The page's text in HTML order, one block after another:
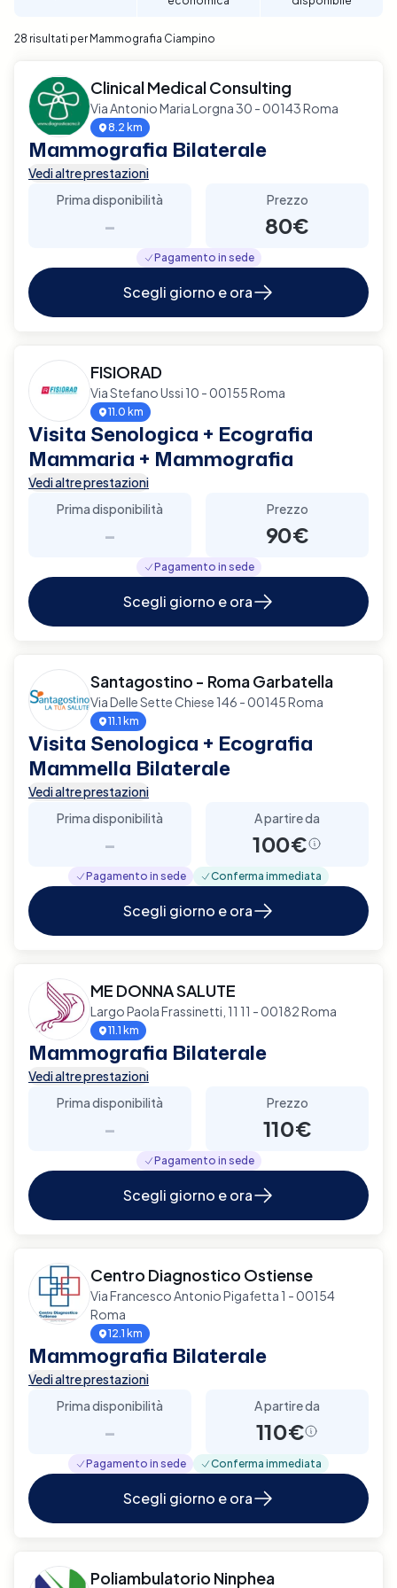
28 risultati per Mammografia Ciampino
Clinical Medical Consulting
Via Antonio Maria Lorgna 30 - 00143 Roma
8.2 km
Mammografia Bilaterale
Vedi altre prestazioni
Prima disponibilità
-
Prezzo
80€
Pagamento in sede
Scegli giorno e ora
FISIORAD
Via Stefano Ussi 10 - 00155 Roma
11.0 km
Visita Senologica + Ecografia
Mammaria + Mammografia
Vedi altre prestazioni
Prima disponibilità
-
Prezzo
90€
Pagamento in sede
Scegli giorno e ora
Santagostino - Roma Garbatella
Via Delle Sette Chiese 146 - 00145 Roma
11.1 km
Visita Senologica + Ecografia
Mammella Bilaterale
Vedi altre prestazioni
Prima disponibilità
-
A partire da
100€
Pagamento in sede Conferma immediata
Scegli giorno e ora
ME DONNA SALUTE
Largo Paola Frassinetti, 11 11 - 00182 Roma
11.1 km
Mammografia Bilaterale
Vedi altre prestazioni
Prima disponibilità
-
Prezzo
110€
Pagamento in sede
Scegli giorno e ora
Centro Diagnostico Ostiense
Via Francesco Antonio Pigafetta 1 - 00154
Roma
12.1 km
Mammografia Bilaterale
Vedi altre prestazioni
Prima disponibilità
-
A partire da
110€
Pagamento in sede Conferma immediata
Scegli giorno e ora
Poliambulatorio Ninphea